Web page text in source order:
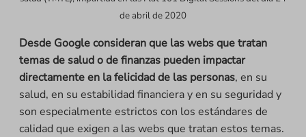
de abril de 2020
Desde Google consideran que las webs que tratan
temas de salud o de finanzas pueden impactar
directamente en la felicidad de las personas, en su
salud, en su estabilidad financiera y en su seguridad y
son especialmente estrictos con los estándares de
calidad que exigen a las webs que tratan estos temas.